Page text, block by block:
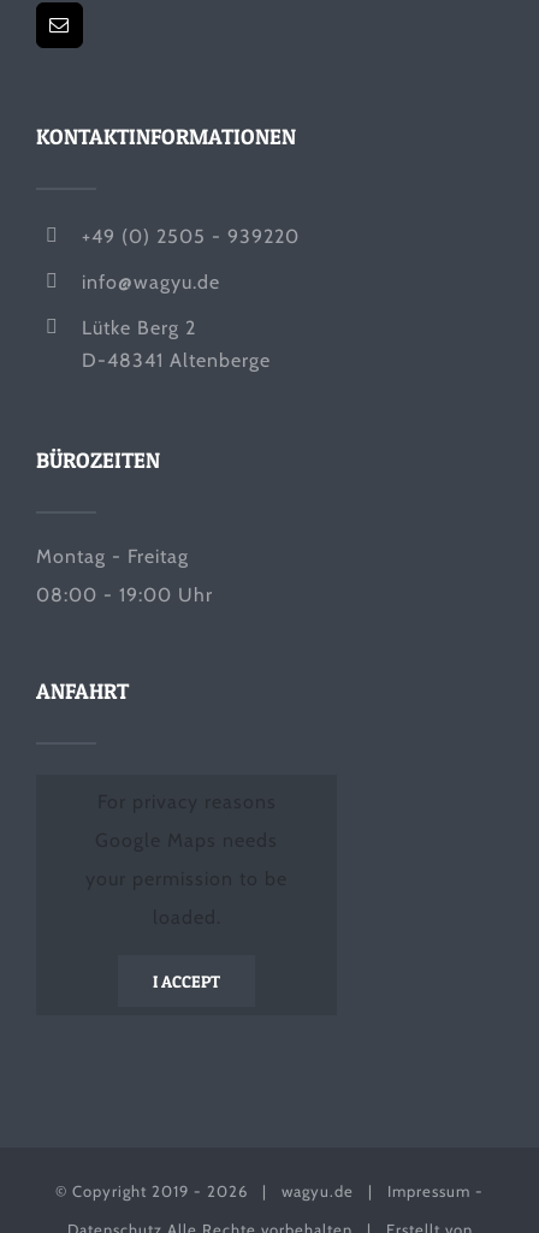
KONTAKTINFORMATIONEN
+49 (0) 2505 - 939220
info@wagyu.de
Lütke Berg 2
D-48341 Altenberge
BÜROZEITEN
Montag - Freitag
08:00 - 19:00 Uhr
ANFAHRT
I ACCEPT
© Copyright 2019 - 2026 | wagyu.de | Impressum -
Datenschutz Alle Rechte vorbehalten | Erstellt von